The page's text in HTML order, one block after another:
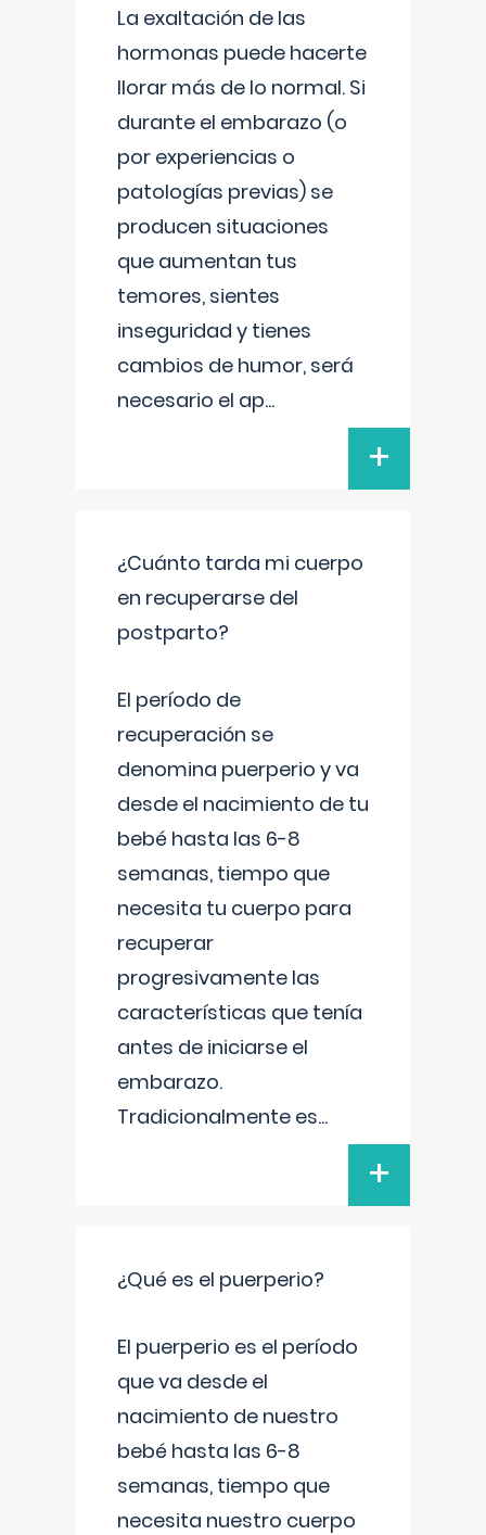
La exaltación de las
hormonas puede hacerte
llorar más de lo normal. Si
durante el embarazo (o
por experiencias o
patologías previas) se
producen situaciones
que aumentan tus
temores, sientes
inseguridad y tienes
cambios de humor, será
necesario el ap...
+
¿Cuánto tarda mi cuerpo
en recuperarse del
postparto?
El período de
recuperación se
denomina puerperio y va
desde el nacimiento de tu
bebé hasta las 6-8
semanas, tiempo que
necesita tu cuerpo para
recuperar
progresivamente las
características que tenía
antes de iniciarse el
embarazo.
Tradicionalmente es...
+
¿Qué es el puerperio?
El puerperio es el período
que va desde el
nacimiento de nuestro
bebé hasta las 6-8
semanas, tiempo que
necesita nuestro cuerpo